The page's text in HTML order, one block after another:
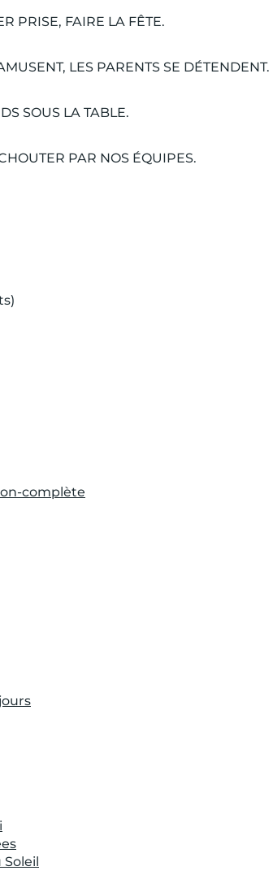
PRISE, FAIRE LA FÊTE.
LES PARENTS SE DÉTENDENT.
SOUS LA TABLE.
PAR NOS ÉQUIPES.
complète